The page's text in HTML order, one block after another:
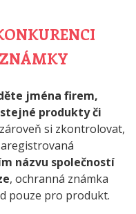
jména firem,
produkty či
si zkontrolovat,
názvu společností
, ochranná známka
pouze pro produkt.